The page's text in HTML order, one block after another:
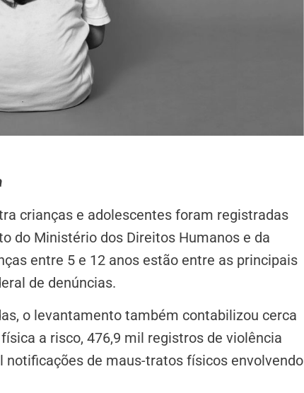
crianças e adolescentes foram registradas
do Ministério dos Direitos Humanos e da
entre 5 e 12 anos estão entre as principais
de denúncias.
o levantamento também contabilizou cerca
a risco, 476,9 mil registros de violência
de maus-tratos físicos envolvendo